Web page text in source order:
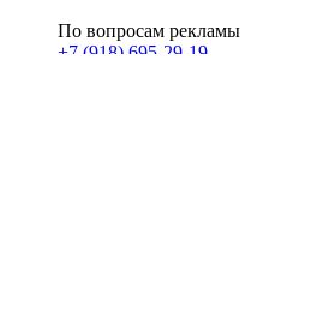
По вопросам рекламы
+7 (918) 695-29-19